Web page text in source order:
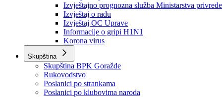
Obavještenja i izvještaji
Obavještenja Vlade
Izvještajno prognozna služba Ministarstva privrede
Izvještaj o radu
Izvještaj OC Uprave
Informacije o gripi H1N1
Korona virus
Skupština
Skupština BPK Goražde